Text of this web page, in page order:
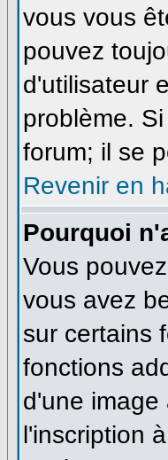
vous vous
pouvez
d'utilisateur
problème.
forum; il se
Revenir en
Pourquoi
Vous
vous avez
sur certains
fonctions
d'une image
l'inscription